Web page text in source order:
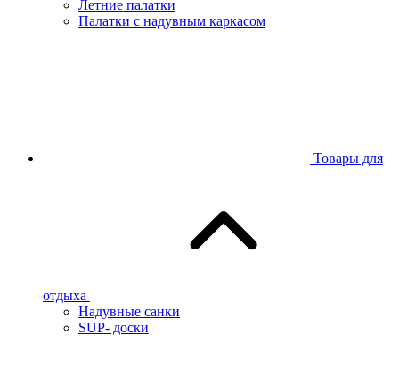
Летние палатки
Палатки с надувным каркасом
Товары для
отдыха
Надувные санки
SUP- доски